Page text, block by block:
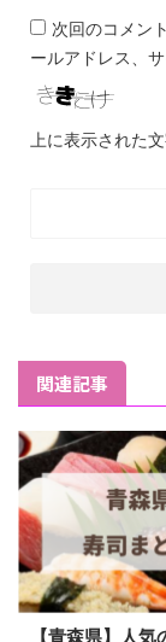
次回のコメン
ールアドレス、
上に表示された
関連記事
【青森県】人気